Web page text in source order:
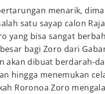
menarik,
satu sayap calon
yang bisa sangat
bagi Zoro dari
akan dibuat berdarah-
hingga menemukan
Roronoa Zoro